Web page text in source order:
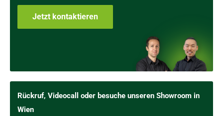
Jetzt kontaktieren
Rückruf, Videocall oder besuche unseren Showroom in
Wien